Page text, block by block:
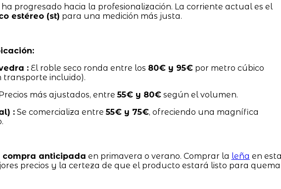
progresado hacia la profesionalización. La corriente actual es el
estéreo (st) para una medición más justa.
:El roble seco ronda entre los 80€ y 95€por metro cúbico
incluido).
más ajustados, entre55€ y 80€según el volumen.
:Se comercializa entre55€ y 75€, ofreciendo una magnífica
compra anticipada en primavera o verano. Comprar la leña en
precios y la certeza de que el producto estará listo para